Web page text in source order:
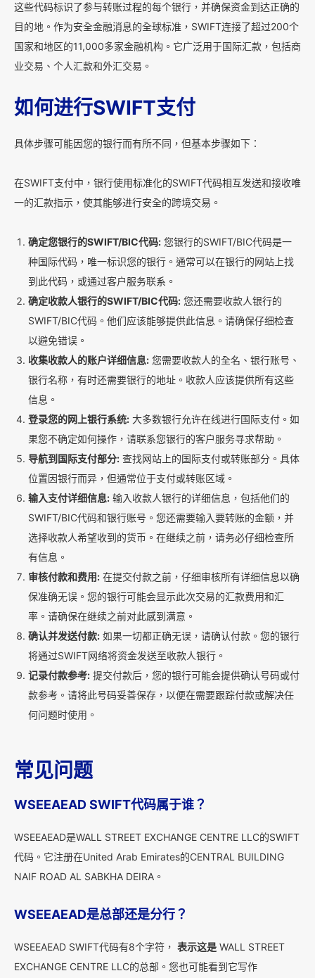
这些代码标识了参与转账过程的每个银行，并确保资金到达正确的
目的地。作为安全金融消息的全球标准，SWIFT连接了超过200个
国家和地区的11,000多家金融机构。它广泛用于国际汇款，包括商
业交易、个人汇款和外汇交易。
如何进行SWIFT支付
具体步骤可能因您的银行而有所不同，但基本步骤如下：
在SWIFT支付中，银行使用标准化的SWIFT代码相互发送和接收唯
一的汇款指示，使其能够进行安全的跨境交易。
确定您银行的SWIFT/BIC代码: 您银行的SWIFT/BIC代码是一
种国际代码，唯一标识您的银行。通常可以在银行的网站上找
到此代码，或通过客户服务联系。
确定收款人银行的SWIFT/BIC代码: 您还需要收款人银行的
SWIFT/BIC代码。他们应该能够提供此信息。请确保仔细检查
以避免错误。
收集收款人的账户详细信息: 您需要收款人的全名、银行账号、
银行名称，有时还需要银行的地址。收款人应该提供所有这些
信息。
登录您的网上银行系统: 大多数银行允许在线进行国际支付。如
果您不确定如何操作，请联系您银行的客户服务寻求帮助。
导航到国际支付部分: 查找网站上的国际支付或转账部分。具体
位置因银行而异，但通常位于支付或转账区域。
输入支付详细信息: 输入收款人银行的详细信息，包括他们的
SWIFT/BIC代码和银行账号。您还需要输入要转账的金额，并
选择收款人希望收到的货币。在继续之前，请务必仔细检查所
有信息。
审核付款和费用: 在提交付款之前，仔细审核所有详细信息以确
保准确无误。您的银行可能会显示此次交易的汇款费用和汇
率。请确保在继续之前对此感到满意。
确认并发送付款: 如果一切都正确无误，请确认付款。您的银行
将通过SWIFT网络将资金发送至收款人银行。
记录付款参考: 提交付款后，您的银行可能会提供确认号码或付
款参考。请将此号码妥善保存，以便在需要跟踪付款或解决任
何问题时使用。
常见问题
WSEEAEAD SWIFT代码属于谁？
WSEEAEAD是WALL STREET EXCHANGE CENTRE LLC的SWIFT
代码。它注册在United Arab Emirates的CENTRAL BUILDING
NAIF ROAD AL SABKHA DEIRA。
WSEEAEAD是总部还是分行？
WSEEAEAD SWIFT代码有8个字符， 表示这是 WALL STREET
EXCHANGE CENTRE LLC的总部。您也可能看到它写作